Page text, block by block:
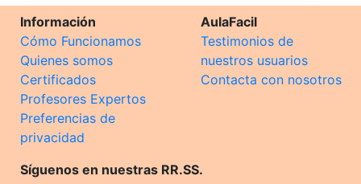
Información
Cómo Funcionamos
Quienes somos
Certificados
Profesores Expertos
Preferencias de
privacidad
AulaFacil
Testimonios de
nuestros usuarios
Contacta con nosotros
Síguenos en nuestras RR.SS.